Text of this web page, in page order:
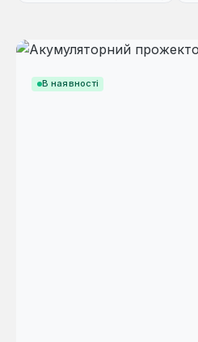
В наявності
Пропустити галерею